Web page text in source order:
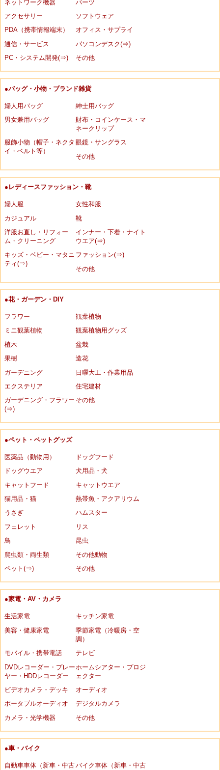
ネットワーク機器
パーツ
アクセサリー
ソフトウェア
PDA（携帯情報端末）
オフィス・サプライ
通信・サービス
パソコンデスク(⇒)
PC・システム開発(⇒)
その他
●バッグ・小物・ブランド雑貨
婦人用バッグ
紳士用バッグ
男女兼用バッグ
財布・コインケース・マ
ネークリップ
服飾小物（帽子・ネクタ
イ・ベルト等）
眼鏡・サングラス
その他
●レディースファッション・靴
婦人服
女性和服
カジュアル
靴
洋服お直し・リフォー
ム・クリーニング
インナー・下着・ナイト
ウエア(⇒)
キッズ・ベビー・マタニ
ティ(⇒)
ファッション(⇒)
その他
●花・ガーデン・DIY
フラワー
観葉植物
ミニ観葉植物
観葉植物用グッズ
植木
盆栽
果樹
造花
ガーデニング
日曜大工・作業用品
エクステリア
住宅建材
ガーデニング・フラワー
(⇒)
その他
●ペット・ペットグッズ
医薬品（動物用）
ドッグフード
ドッグウエア
犬用品・犬
キャットフード
キャットウエア
猫用品・猫
熱帯魚・アクアリウム
うさぎ
ハムスター
フェレット
リス
鳥
昆虫
爬虫類・両生類
その他動物
ペット(⇒)
その他
●家電・AV・カメラ
生活家電
キッチン家電
美容・健康家電
季節家電（冷暖房・空
調）
モバイル・携帯電話
テレビ
DVDレコーダー・プレー
ヤー・HDDレコーダー
ホームシアター・プロジ
ェクター
ビデオカメラ・デッキ
オーディオ
ポータブルオーディオ
デジタルカメラ
カメラ・光学機器
その他
●車・バイク
自動車車体（新車・中古バイク車体（新車・中古